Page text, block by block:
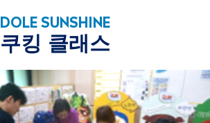
DOLE SUNSHINE
쿠킹 클래스